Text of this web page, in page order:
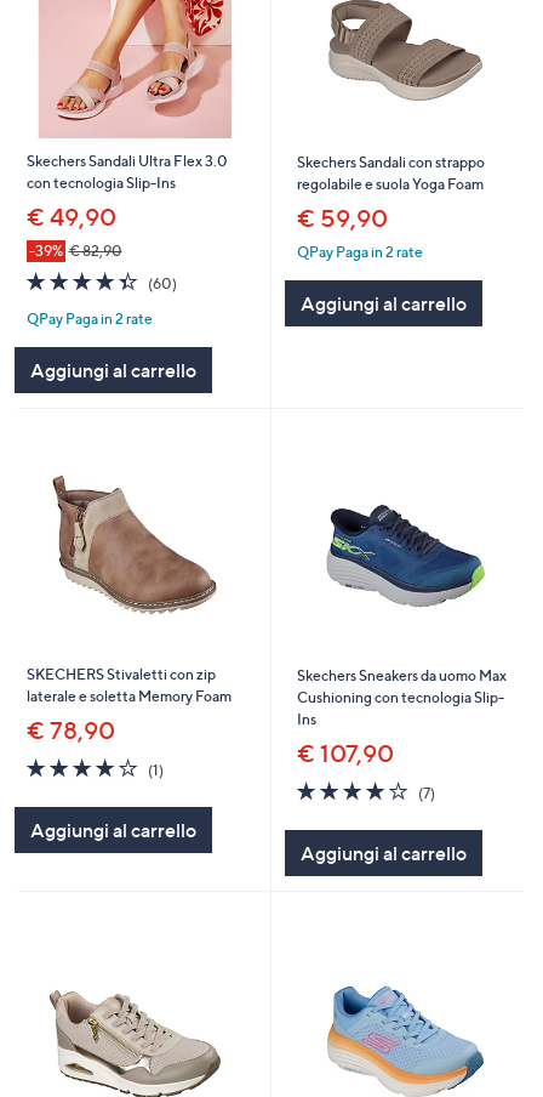
Skechers Sandali Ultra Flex 3.0
con tecnologia Slip-Ins
€ 49,90
-39% € 82,90
4.3
of
5
(60)60
QPay Paga in 2 rate
Aggiungi al carrello
Skechers Sandali con strappo
regolabile e suola Yoga Foam
€ 59,90
QPay Paga in 2 rate
Aggiungi al carrello
SKECHERS Stivaletti con zip
laterale e soletta Memory Foam
€ 78,90
4.0
of
5
Stars
(1)1
Aggiungi al carrello
Skechers Sneakers da uomo Max
Cushioning con tecnologia Slip-
Ins
€ 107,90
4.1
of
5
Stars
(7)7
Aggiungi al carrello